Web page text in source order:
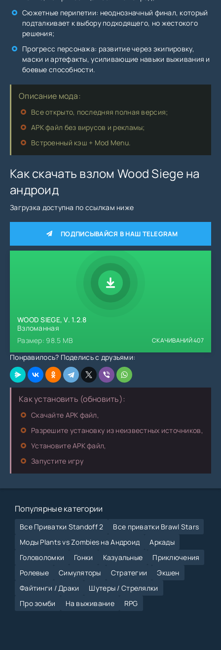
Сюжетные перипетии: неоднозначный финал, который
подталкивает к выбору подходящего, но жестокого
решения;
Прогресс персонажа: развитие через экипировку,
маски и артефакты, усиливающие навыки выживания и
боевые способности.
Описание мода:
Все открыто, последняя полная версия;
APK файл без вирусов и рекламы;
Встроенный кэш + Mod Menu.
Как скачать взлом Wood Siege на
андроид
Загрузка доступна по ссылкам ниже
ПОДПИСЫВАЙСЯ В НАШ TELEGRAM
WOOD SIEGE, V. 1.2.8
Взломанная
Размер: 98.5 MB
СКАЧИВАНИЙ407
Понравилось? Поделись с друзьями:
Как установить (обновить):
Скачайте APK файл,
Разрешите установку из неизвестных источников,
Установите APK файл,
Запустите игру
Популярные категории
Все Приватки Standoff 2
Все приватки Brawl Stars
Моды Plants vs Zombies на Андроид
Аркады
Головоломки
Гонки Казуальные
Приключения
Ролевые
Симуляторы Стратегии
Экшен
Файтинги / Драки
Шутеры / Стрелялки
Про зомби
На выживание RPG